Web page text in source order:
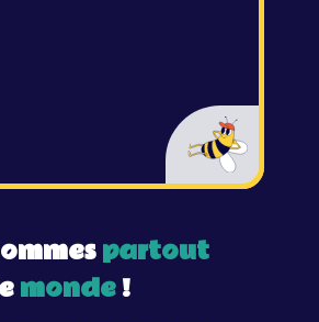
partout
monde!